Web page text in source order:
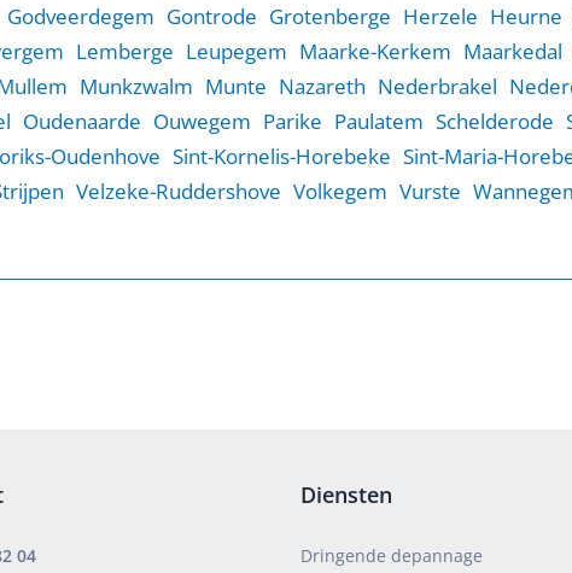
Godveerdegem Gontrode Grotenberge Herzele Heurne
Lemberge Leupegem Maarke-Kerkem Maarkedal
Munkzwalm Munte Nazareth Nederbrakel
Oudenaarde Ouwegem Parike Paulatem Schelderode
Oudenhove Sint-Kornelis-Horebeke Sint-Maria-
Velzeke-Ruddershove Volkegem Vurste
04
Diensten
Dringende depannage